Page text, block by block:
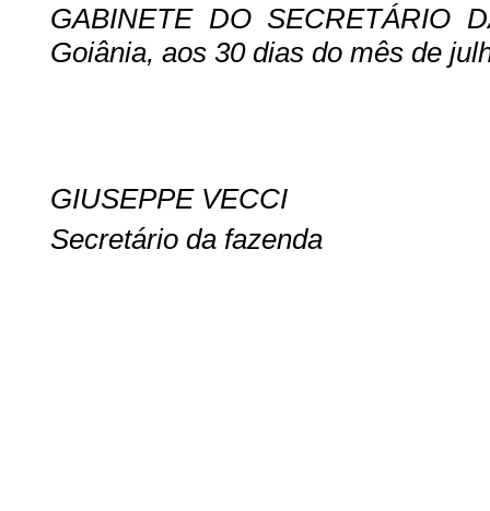
GABINETE DO SECRETÁRIO
Goiânia, aos 30 dias do mês de
GIUSEPPE VECCI
Secretário da fazenda